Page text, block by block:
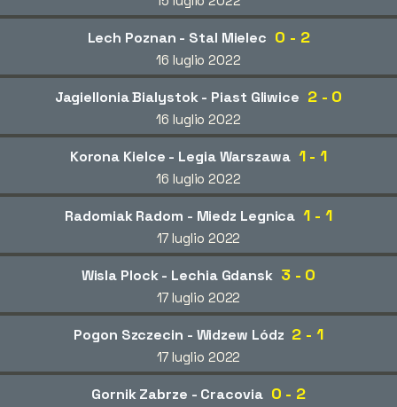
Lech Poznan - Stal Mielec 0 - 2
16 luglio 2022
Jagiellonia Bialystok - Piast Gliwice 2 - 0
16 luglio 2022
Korona Kielce - Legia Warszawa 1 - 1
16 luglio 2022
Radomiak Radom - Miedz Legnica 1 - 1
17 luglio 2022
Wisla Plock - Lechia Gdansk 3 - 0
17 luglio 2022
Pogon Szczecin - Widzew Lódz 2 - 1
17 luglio 2022
Gornik Zabrze - Cracovia 0 - 2